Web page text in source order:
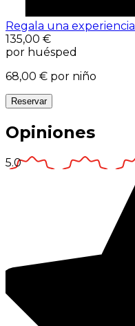
Regala una experiencia
135,00 €
por huésped
68,00 € por niño
Reservar
Opiniones
5.0